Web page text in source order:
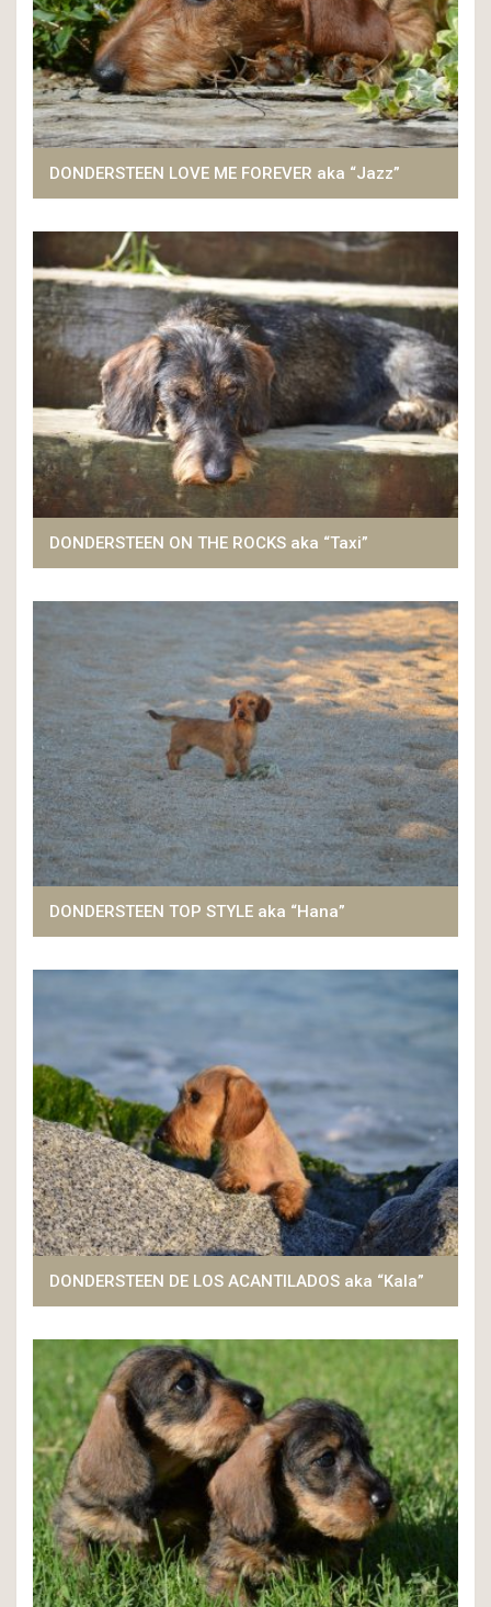
DONDERSTEEN LOVE ME FOREVER aka “Jazz”
DONDERSTEEN ON THE ROCKS aka “Taxi”
DONDERSTEEN TOP STYLE aka “Hana”
DONDERSTEEN DE LOS ACANTILADOS aka “Kala”